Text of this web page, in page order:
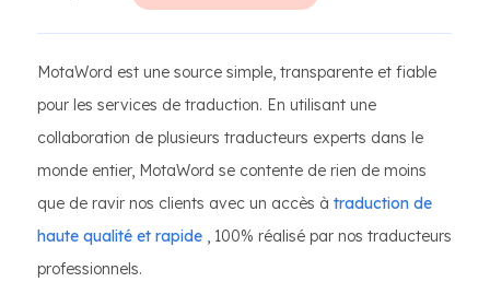
MotaWord est une source simple, transparente et fiable
pour les services de traduction. En utilisant une
collaboration de plusieurs traducteurs experts dans le
monde entier, MotaWord se contente de rien de moins
que de ravir nos clients avec un accès à traduction de
haute qualité et rapide , 100% réalisé par nos traducteurs
professionnels.